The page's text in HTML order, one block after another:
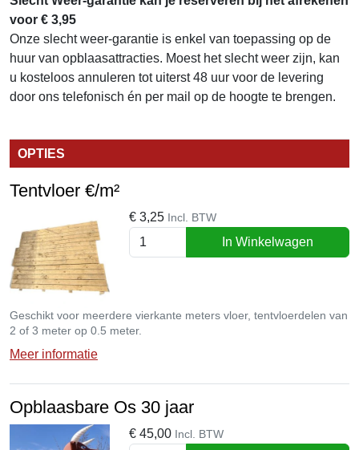
voor € 3,95
Onze slecht weer-garantie is enkel van toepassing op de
huur van opblaasattracties. Moest het slecht weer zijn, kan
u kosteloos annuleren tot uiterst 48 uur voor de levering
door ons telefonisch én per mail op de hoogte te brengen.
OPTIES
Tentvloer €/m²
€ 3,25 Incl. BTW
In Winkelwagen
Geschikt voor meerdere vierkante meters vloer, tentvloerdelen van
2 of 3 meter op 0.5 meter.
Meer informatie
Opblaasbare Os 30 jaar
€ 45,00 Incl. BTW